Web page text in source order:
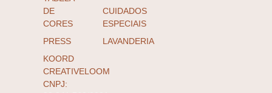
DE
CORES
PRESS
KOORD
CREATIVELOOM
CNPJ:
CUIDADOS
ESPECIAIS
LAVANDERIA